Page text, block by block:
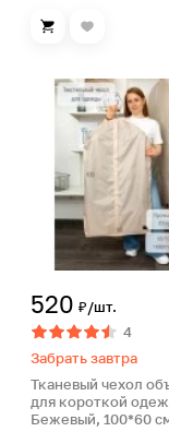
520 ₽/шт.
4
Забрать завтра
Тканевый чехол
для короткой
Бежевый, 100*60